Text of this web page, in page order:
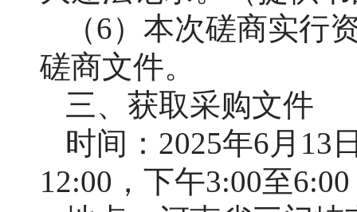
（6）本次磋商实行
磋商文件。
三、获取采购文件
时间： 2025年6月13
12:00，下午3:00至